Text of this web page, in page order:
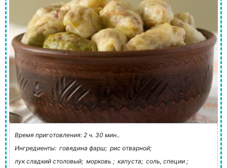
Время приготовления: 2 ч. 30 мин..
Ингредиенты: говядина фарш; рис отварной;
лук сладкий столовый; морковь ; капуста; соль, специи ;